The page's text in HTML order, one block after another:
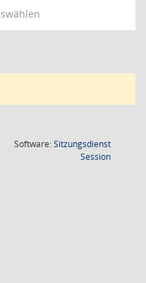
Software:Sitzungsdienst
Session(Wird in